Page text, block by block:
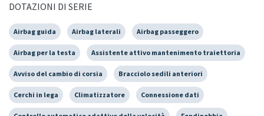
DOTAZIONI DI SERIE
Airbag guida Airbag laterali Airbag passeggero
Airbag per la testa Assistente attivo mantenimento traiettoria
Avviso del cambio di corsia Bracciolo sedili anteriori
Cerchi in lega Climatizzatore Connessione dati